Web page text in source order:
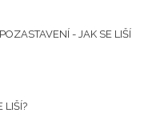
- JAK SE LIŠÍ
LIŠÍ?